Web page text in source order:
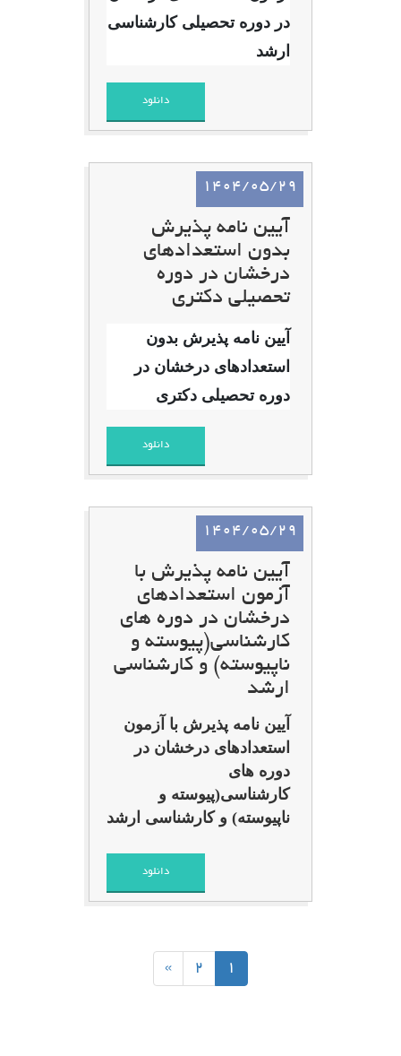
در دوره تحصیلی کارشناسی
ارشد
دانلود
1404/05/29
آیین نامه پذیرش
بدون استعدادهای
درخشان در دوره
تحصیلی دکتری
آیین نامه پذیرش بدون
استعدادهای درخشان در
دوره تحصیلی دکتری
دانلود
1404/05/29
آیین نامه پذیرش با
آزمون استعدادهای
درخشان در دوره های
کارشناسی(پیوسته و
ناپیوسته) و کارشناسی
ارشد
آیین نامه پذیرش با آزمون
استعدادهای درخشان در
دوره های
کارشناسی(پیوسته و
ناپیوسته) و کارشناسی ارشد
دانلود
1
2
»